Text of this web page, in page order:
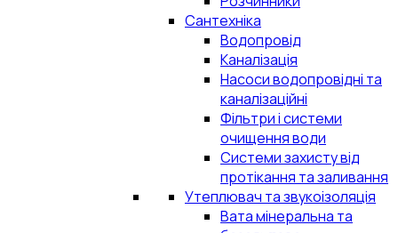
Сантехніка
Водопровід
Каналізація
Насоси водопровідні та
каналізаційні
Фільтри і системи
очищення води
Системи захисту від
протікання та заливання
Утеплювач та звукоізоляція
Вата мінеральна та